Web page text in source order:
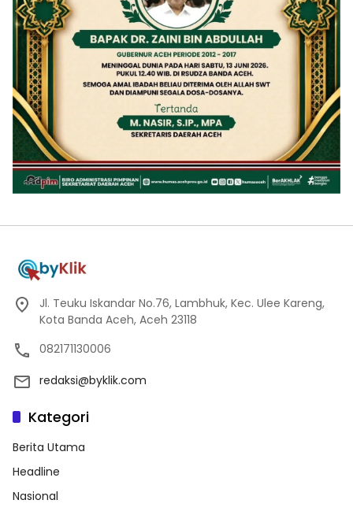
Jl. Teuku Iskandar No.76, Lambhuk, Kec. Ulee Kareng,
Kota Banda Aceh, Aceh 23118
082171130006
redaksi@byklik.com
Kategori
Berita Utama
Headline
Nasional